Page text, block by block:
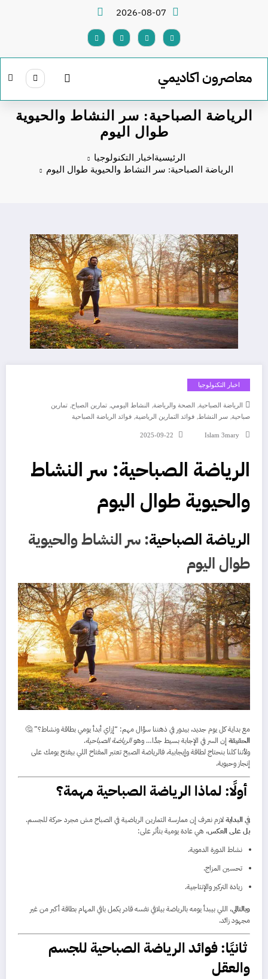
2026-08-07
معاصرون اكاديمي
الرياضة الصباحية: سر النشاط والحيوية
طوال اليوم
الرئيسية اخبار التكنولوجيا
الرياضة الصباحية: سر النشاط والحيوية طوال اليوم
اخبار التكنولوجيا
الرياضة الصباحية, الصحة والرياضة, النشاط اليومي, تمارين الصباح, تمارين
صباحية, سر النشاط , فوائد التمارين الرياضية, فوائد الرياضة الصباحية
Islam 3mary
2025-09-22
الرياضة الصباحية: سر النشاط
والحيوية طوال اليوم
الرياضة الصباحية: سر النشاط والحيوية
طوال اليوم
مع بداية كل يوم جديد، بيدور في ذهننا سؤال مهم: “إزاي أبدأ يومي بطاقة ونشاط؟” 🤔
الحقيقة إن السر في الإجابة بسيط جدًا… وهوالرياضة الصباحية.
ولأننا كلنا بنحتاج لطاقة وإيجابية، فالرياضة الصبح تعتبر المفتاح اللي بيفتح يومك على
إنجاز وحيوية.
أولًا: لماذا الرياضة الصباحية مهمة؟
في البدايةلازم نعرف إن ممارسة التمارين الرياضية في الصباح مش مجرد حركة للجسم.
بل على العكس، هي عادة يومية بتأثر على:
نشاط الدورة الدموية.
تحسين المزاج.
زيادة التركيز والإنتاجية.
وبالتالي، اللي بيبدأ يومه بالرياضة بيلاقي نفسه قادر يكمل باقي المهام بطاقة أكبر من غير
مجهود زائد.
ثانيًا: فوائد الرياضة الصباحية للجسم
والعقل